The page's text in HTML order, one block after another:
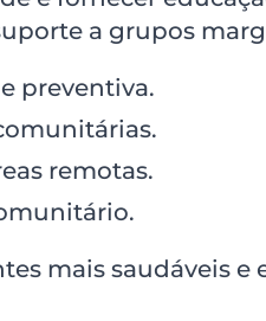
a grupos
preventiva.
remotas.
mais saudáveis e